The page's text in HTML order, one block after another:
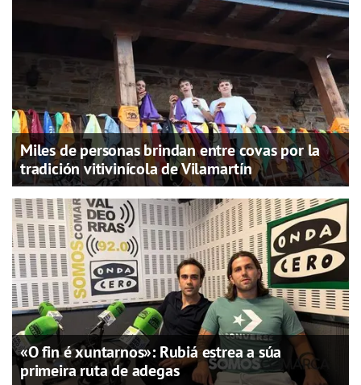
Miles de personas brindan entre covas por la
tradición vitivinícola de Vilamartín
«O fin é xuntarnos»: Rubiá estrea a súa
primeira ruta de adegas